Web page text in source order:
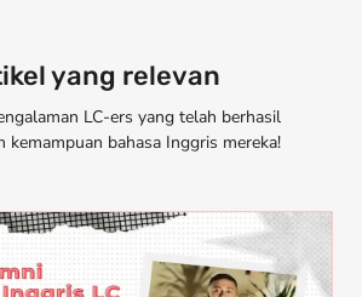
yang relevan
LC-ers yang telah berhasil
kemampuan bahasa Inggris mereka!